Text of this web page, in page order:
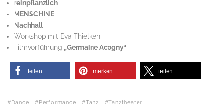
reinpflanzlich
MENSCHINE
Nachhall
Workshop mit Eva Thielken
Filmvorführung „Germaine Acogny“
teilen merken teilen
Dance Performance Tanz
Tanztheater